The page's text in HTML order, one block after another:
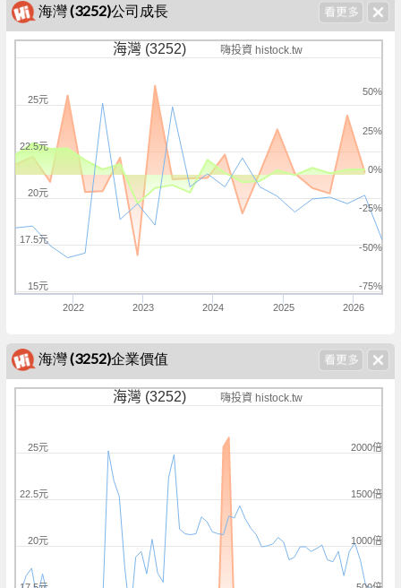
海灣 (3252)公司成長
海灣 (3252) 嗨投資 histock.tw
2022 2023 2024 2025 2026
-75%
-50%
-25%
0%
25%
50%
15元
17.5元
20元
22.5元
25元
海灣 (3252)企業價值
海灣 (3252) 嗨投資 histock.tw
1000倍
1500倍
2000倍
20元
22.5元
25元